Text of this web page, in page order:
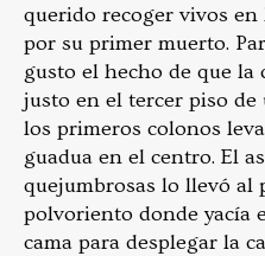
querido recoger vivos
por su primer muerto.
gusto el hecho de que la
justo en el tercer piso de
los primeros colonos
guadua en el centro. El
quejumbrosas lo llevó al
polvoriento donde yacía
cama para desplegar la